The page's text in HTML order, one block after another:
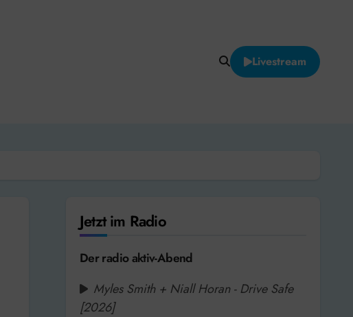
Livestream
Jetzt im Radio
Der radio aktiv-Abend
Myles Smith + Niall Horan - Drive Safe
[2026]